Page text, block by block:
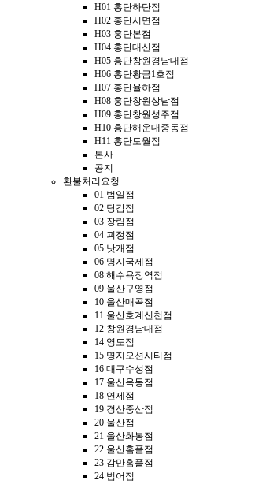
H01 홍단하단점
H02 홍단서면점
H03 홍단본점
H04 홍단대신점
H05 홍단창원경남대점
H06 홍단황금1호점
H07 홍단율하점
H08 홍단창원상남점
H09 홍단창원성주점
H10 홍단해운대중동점
H11 홍단토월점
본사
공지
환불처리요청
01 범일점
02 당감점
03 장림점
04 괴정점
05 낫개점
06 명지국제점
08 해수욕장역점
09 울산구영점
10 울산매곡점
11 울산호계신천점
12 창원경남대점
14 영도점
15 명지오션시티점
16 대구수성점
17 울산옥동점
18 연제점
19 경산중산점
20 울산점
21 울산화봉점
22 울산홈플점
23 감만홈플점
24 범어점